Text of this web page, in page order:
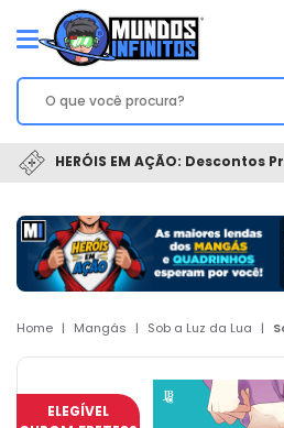
HERÓIS EM AÇÃO: Descontos
Home | Mangás | Sob a Luz da Lua |
ELEGÍVEL